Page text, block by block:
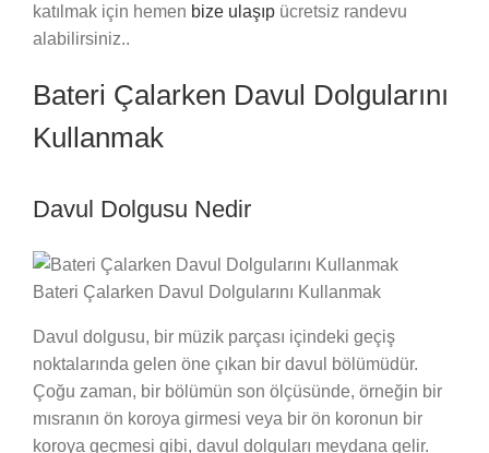
katılmak için hemen bize ulaşıp ücretsiz randevu
alabilirsiniz..
Bateri Çalarken Davul Dolgularını
Kullanmak
Davul Dolgusu Nedir
Bateri Çalarken Davul Dolgularını Kullanmak
Davul dolgusu, bir müzik parçası içindeki geçiş
noktalarında gelen öne çıkan bir davul bölümüdür.
Çoğu zaman, bir bölümün son ölçüsünde, örneğin bir
mısranın ön koroya girmesi veya bir ön koronun bir
koroya geçmesi gibi, davul dolguları meydana gelir.